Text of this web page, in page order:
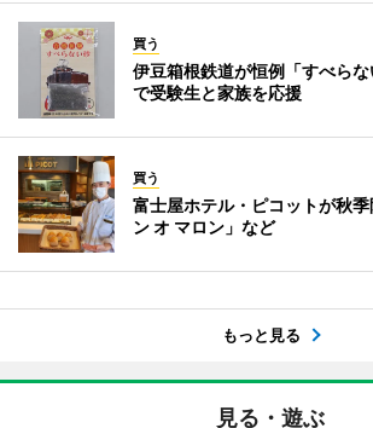
買う
伊豆箱根鉄道が恒例「すべら
で受験生と家族を応援
買う
富士屋ホテル・ピコットが秋
ン オ マロン」など
もっと見る
見る・遊ぶ